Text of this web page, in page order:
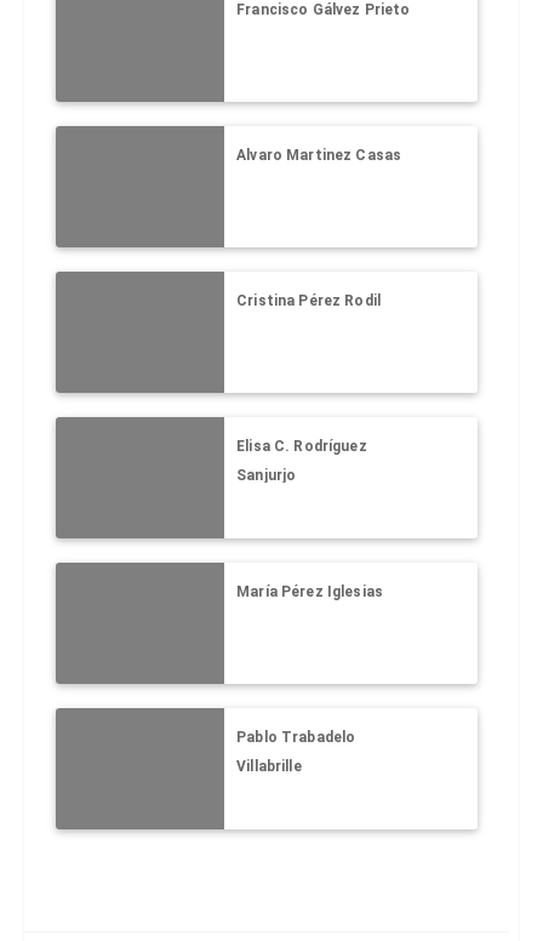
Francisco Gálvez Prieto
Alvaro Martinez Casas
Cristina Pérez Rodil
Elisa C. Rodríguez
Sanjurjo
María Pérez Iglesias
Pablo Trabadelo
Villabrille